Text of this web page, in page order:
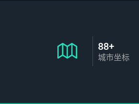
88+
城市坐标